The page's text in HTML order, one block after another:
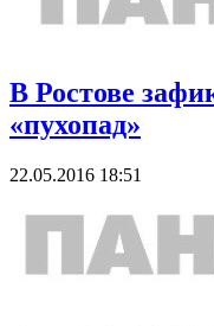
В Ростове
«пухопад»
22.05.2016 18:51